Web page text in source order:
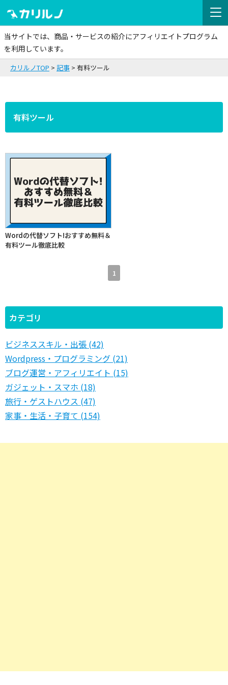
当サイトでは、商品・サービスの紹介にアフィリエイトプログラム
を利用しています。
カリルノTOP 記事 有料ツール
有料ツール
Wordの代替ソフト!おすすめ無料＆
有料ツール徹底比較
1
カテゴリ
ビジネススキル・出張 (42)
Wordpress・プログラミング (21)
ブログ運営・アフィリエイト (15)
ガジェット・スマホ (18)
旅行・ゲストハウス (47)
家事・生活・子育て (154)